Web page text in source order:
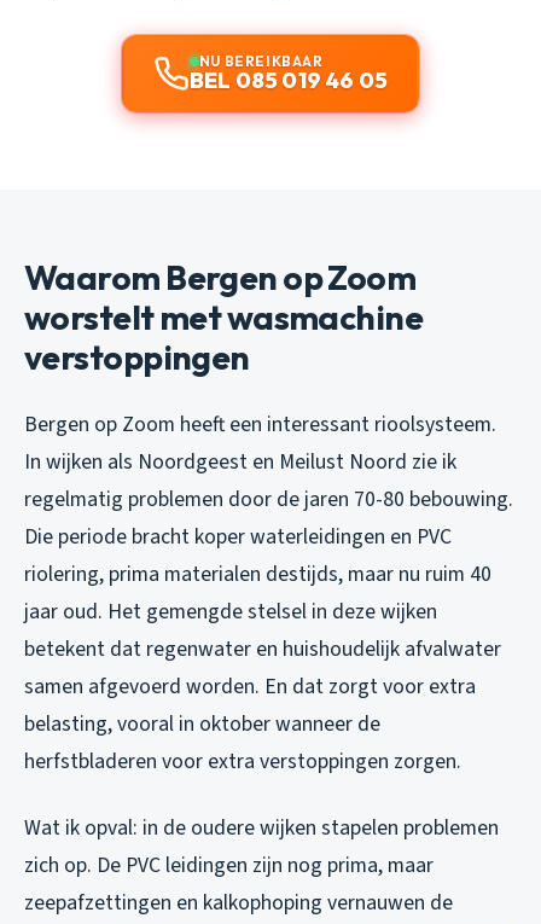
NU BEREIKBAAR
BEL 085 019 46 05
Waarom Bergen op Zoom
worstelt met wasmachine
verstoppingen
Bergen op Zoom heeft een interessant rioolsysteem.
In wijken als Noordgeest en Meilust Noord zie ik
regelmatig problemen door de jaren 70-80 bebouwing.
Die periode bracht koper waterleidingen en PVC
riolering, prima materialen destijds, maar nu ruim 40
jaar oud. Het gemengde stelsel in deze wijken
betekent dat regenwater en huishoudelijk afvalwater
samen afgevoerd worden. En dat zorgt voor extra
belasting, vooral in oktober wanneer de
herfstbladeren voor extra verstoppingen zorgen.
Wat ik opval: in de oudere wijken stapelen problemen
zich op. De PVC leidingen zijn nog prima, maar
zeepafzettingen en kalkophoping vernauwen de